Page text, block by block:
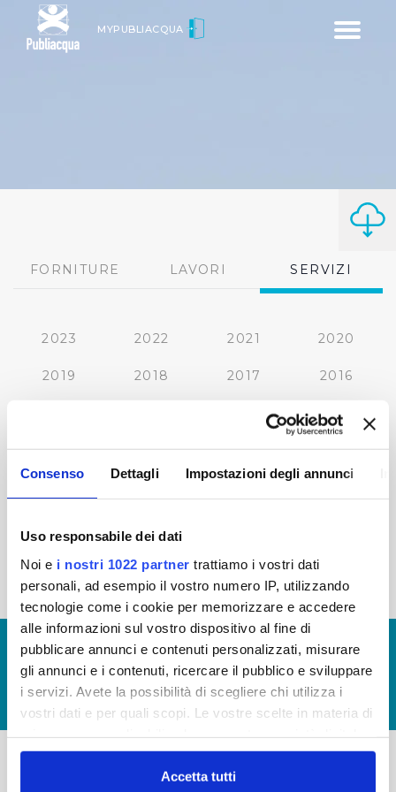
Consenso Dettagli Impostazioni degli annunci
Uso responsabile dei dati
Noi e i nostri 1022 partner trattiamo i vostri dati
personali, ad esempio il vostro numero IP, utilizzando
tecnologie come i cookie per memorizzare e accedere
alle informazioni sul vostro dispositivo al fine di
pubblicare annunci e contenuti personalizzati, misurare
gli annunci e i contenuti, ricercare il pubblico e sviluppare
i servizi. Avete la possibilità di scegliere chi utilizza i
vostri dati e per quali scopi. Le vostre scelte in materia di
in cui avete effettuato le vostre scelte. È possibile
modificare o revocare il proprio consenso in qualsiasi
Accetta tutti
Toggle
MYPUBLIACQUA
FORNITURE LAVORI SERVIZI
2023 2022 2021 2020
2019 2018 2017 2016
2012
2011 2010 2009 2008
« prima ‹ precedente 1 2
© Copyright 2017 - 2026
GLOSSARIO
GIUDICA IL SERVIZIO
LAVORA CON NOI